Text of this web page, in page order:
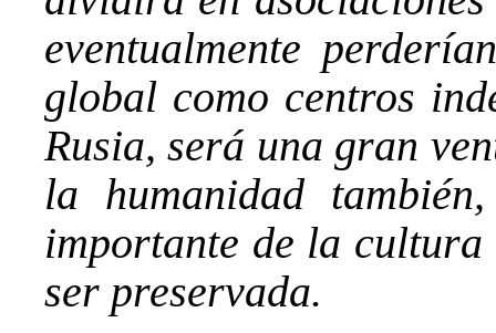
eventualmente
global como centros
Rusia, será una gran
la humanidad
importante de la
ser preservada.